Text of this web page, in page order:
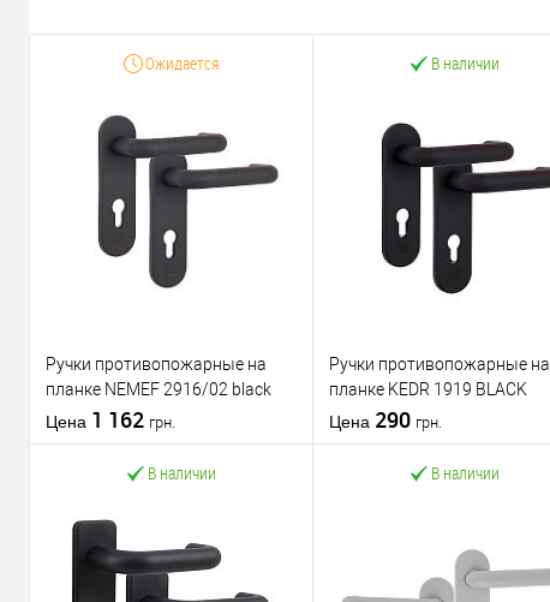
Ожидается
Ручки противопожарные на
планке NEMEF 2916/02 black
черные
Цена 1 162 грн.
Купить в 1
В наличии
Ручки противопожарные на
планке KEDR 1919 BLACK
противопожарные черные
Цена 290 грн.
Купить в 1
К
В наличии В наличии